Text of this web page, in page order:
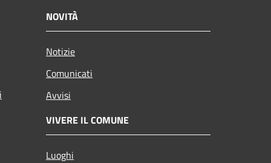
NOVITÀ
Notizie
Comunicati
Avvisi
VIVERE IL COMUNE
Luoghi